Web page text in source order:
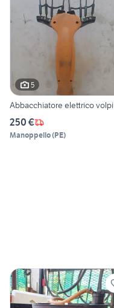
5
Abbacchiatore elettrico volpi
250 €
Manoppello(PE)